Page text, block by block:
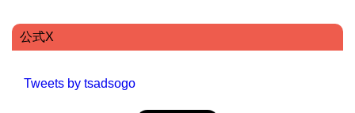
公式X
Tweets by tsadsogo